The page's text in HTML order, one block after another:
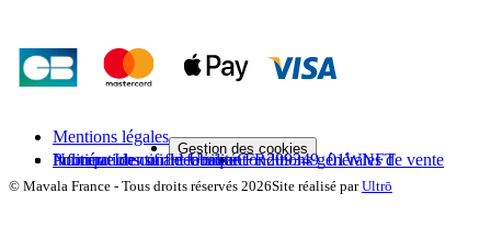
Mentions légales
Gestion des cookies
Politique de confidentialitéConditions générales de vente
Informations sur le fabricant
Numéro Identifiant Unique FR209349_01WNFT
© Mavala France - Tous droits réservés 2026Site réalisé par Ultrō